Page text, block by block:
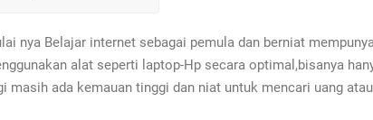
nya Belajar internet sebagai pemula dan berniat
alat seperti laptop-Hp secara optimal,bisanya
masih ada kemauan tinggi dan niat untuk mencari uang